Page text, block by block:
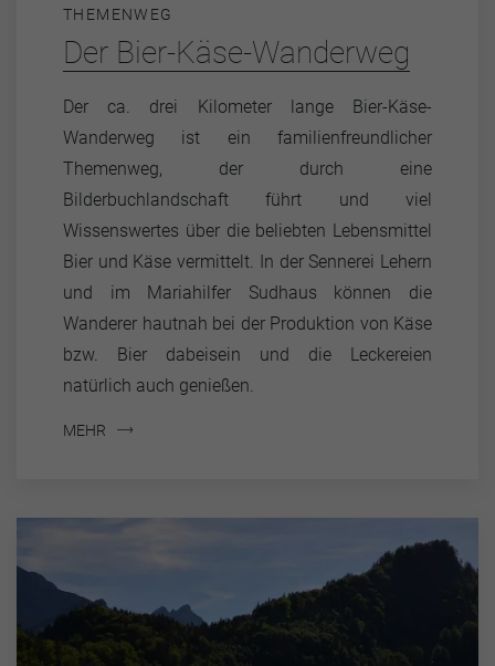
THEMENWEG
Der Bier-Käse-Wanderweg
Der ca. drei Kilometer lange Bier-Käse-
Wanderweg ist ein familienfreundlicher
Themenweg, der durch eine
Bilderbuchlandschaft führt und viel
Wissenswertes über die beliebten Lebensmittel
Bier und Käse vermittelt. In der Sennerei Lehern
und im Mariahilfer Sudhaus können die
Wanderer hautnah bei der Produktion von Käse
bzw. Bier dabeisein und die Leckereien
natürlich auch genießen.
MEHR